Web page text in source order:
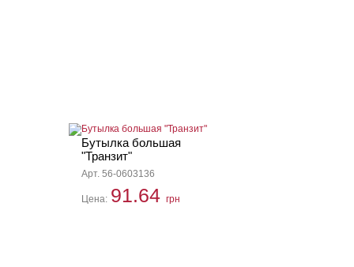
Бутылка большая
"Транзит"
Арт. 56-0603136
Цена: 91.64 грн